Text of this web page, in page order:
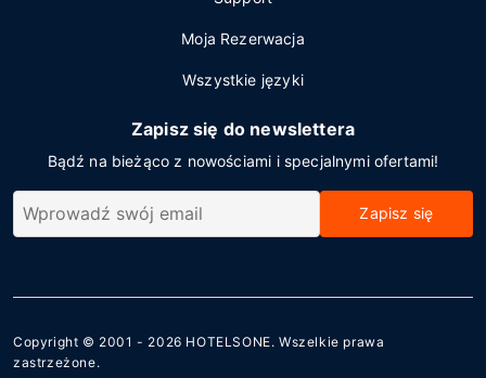
Moja Rezerwacja
Wszystkie języki
Zapisz się do newslettera
Bądź na bieżąco z nowościami i specjalnymi ofertami!
Zapisz się
Copyright © 2001 - 2026 HOTELSONE. Wszelkie prawa
zastrzeżone.